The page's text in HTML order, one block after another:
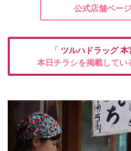
公式店舗ペー
「 ツルハドラッグ本
本日チラシを掲載してい